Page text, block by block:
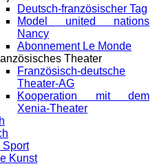
Deutsch-französischer Tag
Model united nations
Nancy
Abonnement Le Monde
Theater
Französisch-deutsche
Theater-AG
Kooperation mit dem
Xenia-Theater
Sport
Kunst